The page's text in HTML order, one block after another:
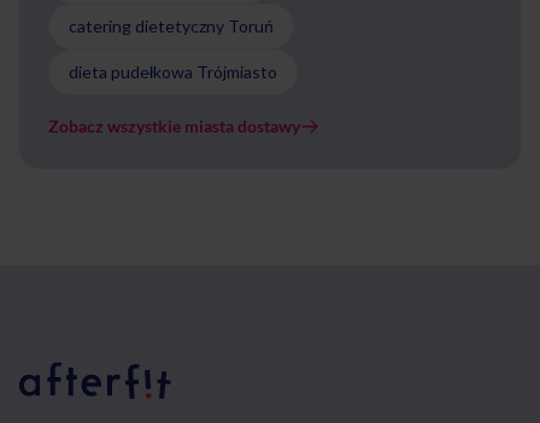
catering dietetyczny Toruń
dieta pudełkowa Trójmiasto
Zobacz wszystkie miasta dostawy